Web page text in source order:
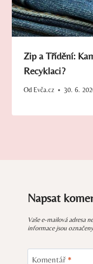
Zip a Třídění:
Recyklaci?
Od Evča.cz 30. 6.
Napsat
Vaše e-mailová adresa
informace jsou
Komentář *